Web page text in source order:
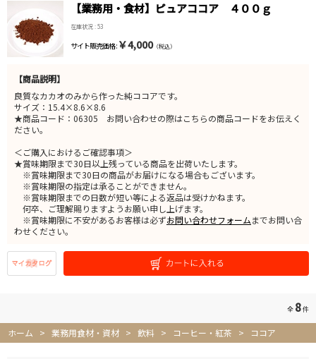
【業務用・食材】ピュアココア ４００ｇ
在庫状況 : 53
サイト販売価格 : ￥4,000（税込）
【商品説明】
良質なカカオのみから作った純ココアです。
サイズ：15.4×8.6×8.6
★商品コード：06305 お問い合わせの際はこちらの商品コードをお伝えく
ださい。
＜ご購入におけるご確認事項＞
★賞味期限まで30日以上残っている商品を出荷いたします。
※賞味期限まで30日の商品がお届けになる場合もございます。
※賞味期限の指定は承ることができません。
※賞味期限までの日数が短い等による返品は受けかねます。
何卒、ご理解賜りますようお願い申し上げます。
※賞味期限に不安があるお客様は必ずお問い合わせフォームまでお問い合
わせください。
全 8件
ホーム > 業務用食材・資材 > 飲料 > コーヒー・紅茶 > ココア